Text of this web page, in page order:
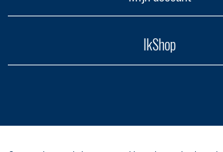
IkShop